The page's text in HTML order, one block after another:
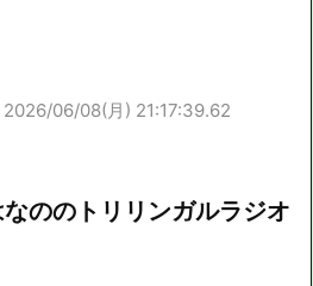
2026/06/08(月) 21:17:39.62
ののトリリンガルラジオ